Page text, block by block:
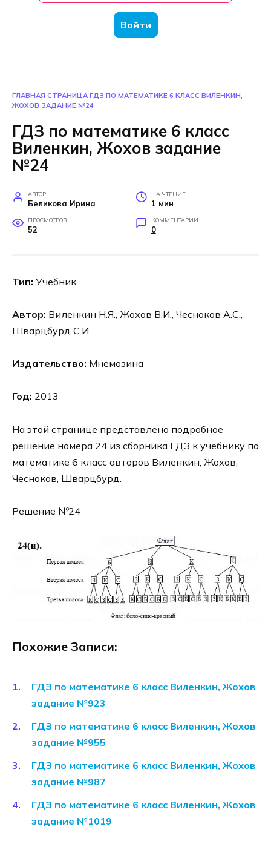
Войти
ГЛАВНАЯ СТРАНИЦА ГДЗ ПО МАТЕМАТИКЕ 6 КЛАСС ВИЛЕНКИН,
ЖОХОВ ЗАДАНИЕ №24
ГДЗ по математике 6 класс
Виленкин, Жохов задание
№24
АВТОР
Беликова Ирина
НА ЧТЕНИЕ
1 мин
ПРОСМОТРОВ
52
КОММЕНТАРИИ
0
Тип: Учебник
Автор: Виленкин Н.Я., Жохов В.И., Чесноков А.С.,
Шварцбурд С.И.
Издательство: Мнемозина
Год: 2013
На этой странице представлено подробное
решение номера 24 из сборника ГДЗ к учебнику по
математике 6 класс авторов Виленкин, Жохов,
Чесноков, Шварцбурд.
Решение №24
Похожие Записи:
ГДЗ по математике 6 класс Виленкин, Жохов
задание №923
ГДЗ по математике 6 класс Виленкин, Жохов
задание №955
ГДЗ по математике 6 класс Виленкин, Жохов
задание №987
ГДЗ по математике 6 класс Виленкин, Жохов
задание №1019